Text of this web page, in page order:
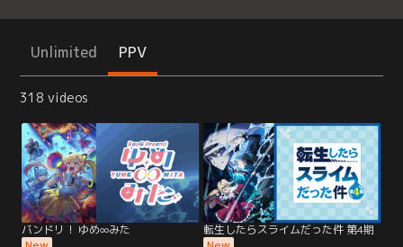
Unlimited PPV
318 videos
バンドリ！ ゆめ∞みた
転生したらスライムだった件 第4期